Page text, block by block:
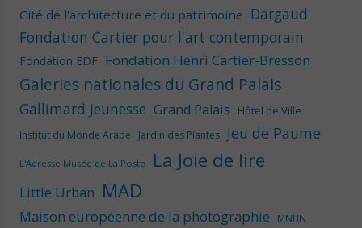
Cité de l'architecture et du patrimoine Dargaud
Fondation Cartier pour l'art contemporain
Fondation EDF Fondation Henri Cartier-Bresson
Galeries nationales du Grand Palais
Gallimard Jeunesse Grand Palais Hôtel de Ville
Institut du Monde Arabe Jardin des Plantes Jeu de Paume
L'Adresse Musée de La Poste La Joie de lire
Little Urban MAD
Maison européenne de la photographie
MNHN